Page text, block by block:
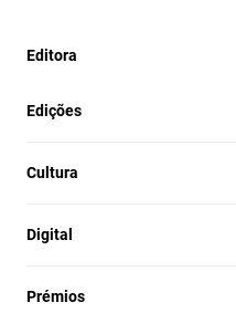
Editora
Edições
Cultura
Digital
Prémios